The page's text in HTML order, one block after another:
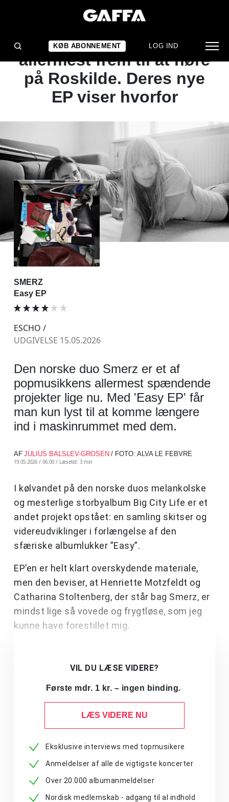
KØB ABONNEMENT LOG IND
ALBUMANMELDELSE
Den her duo ser jeg
allermest frem til at høre
på Roskilde. Deres nye
EP viser hvorfor
SMERZ
Easy EP
ESCHO /
UDGIVELSE 15.05.2026
Den norske duo Smerz er et af
popmusikkens allermest spændende
projekter lige nu. Med 'Easy EP' får
man kun lyst til at komme længere
ind i maskinrummet med dem.
AF JULIUS BALSLEV-GROSEN / FOTO: ALVA LE FEBVRE
19.05.2026 / 06:00 / Læsetid: 3 min
I kølvandet på den norske duos melankolske
og mesterlige storbyalbum Big City Life er et
andet projekt opstået: en samling skitser og
videreudviklinger i forlængelse af den
sfæriske albumlukker ”Easy”.
EP’en er helt klart overskydende materiale,
men den beviser, at Henriette Motzfeldt og
Catharina Stoltenberg, der står bag Smerz, er
mindst lige så vovede og frygtløse, som jeg
kunne have forestillet mig.
VIL DU LÆSE VIDERE?
Første mdr. 1 kr. – ingen binding.
LÆS VIDERE NU
Eksklusive interviews med topmusikere
Anmeldelser af alle de vigtigste koncerter
Over 20.000 albumanmeldelser
Nordisk medlemskab - adgang til al indhold